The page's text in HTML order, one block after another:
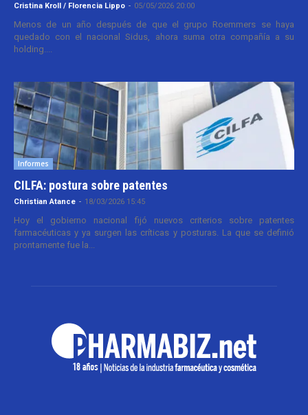
Cristina Kroll / Florencia Lippo - 05/05/2026 20:00
Menos de un año después de que el grupo Roemmers se haya
quedado con el nacional Sidus, ahora suma otra compañía a su
holding....
Informes
CILFA: postura sobre patentes
Christian Atance - 18/03/2026 15:45
Hoy el gobierno nacional fijó nuevos criterios sobre patentes
farmacéuticas y ya surgen las críticas y posturas. La que se definió
prontamente fue la...